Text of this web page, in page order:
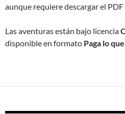
aunque requiere descargar el PDF
Las aventuras están bajo licencia
disponible en formato Paga lo